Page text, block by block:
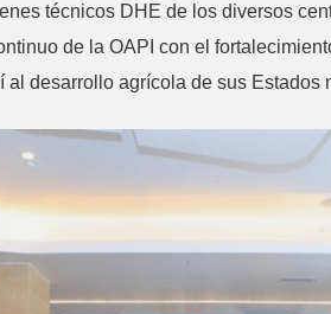
técnicos DHE de los diversos
de la OAPI con el
desarrollo agrícola de sus Estados